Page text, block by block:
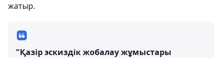
жатыр.
"Қазір эскиздік жобалау жұмыстары